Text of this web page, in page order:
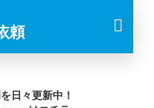
頼
日々更新中！